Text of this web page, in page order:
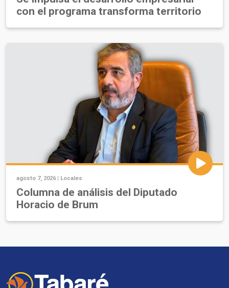
con el programa transforma territorio
agosto 7, 2026 | Locales
Columna de análisis del Diputado
Horacio de Brum